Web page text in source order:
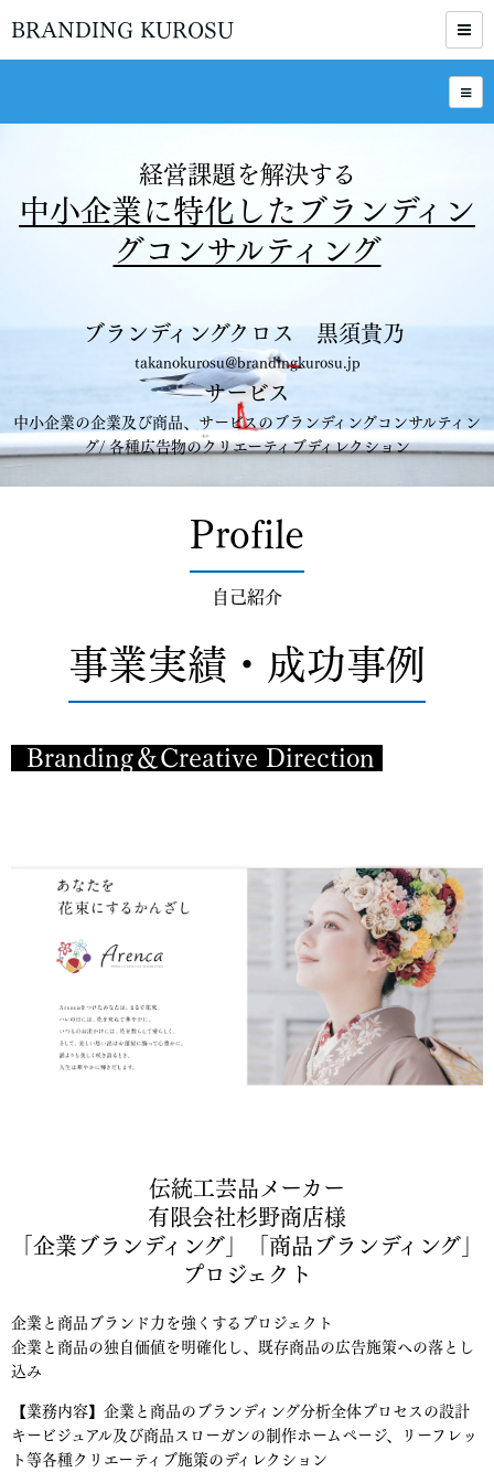
BRANDING KUROSU
経営課題を解決する
中小企業に特化したブランディン
グコンサルティング
ブランディングクロス 黒須貴乃
takanokurosu@brandingkurosu.jp
サービス
中小企業の企業及び商品、サービスのブランディングコンサルティン
グ/ 各種広告物のクリエーティブディレクション
Profile
自己紹介
事業実績・成功事例
Branding＆Creative Direction
伝統工芸品メーカー
有限会社杉野商店様
「企業ブランディング」「商品ブランディング」
プロジェクト
企業と商品ブランド力を強くするプロジェクト
企業と商品の独自価値を明確化し、既存商品の広告施策への落とし
込み
【業務内容】企業と商品のブランディング分析全体プロセスの設計
キービジュアル及び商品スローガンの制作ホームページ、リーフレッ
ト等各種クリエーティブ施策のディレクション